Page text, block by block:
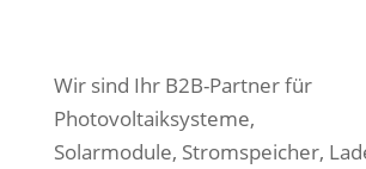
Wir sind Ihr B2B-Partner für
Photovoltaiksysteme,
Solarmodule, Stromspeicher,